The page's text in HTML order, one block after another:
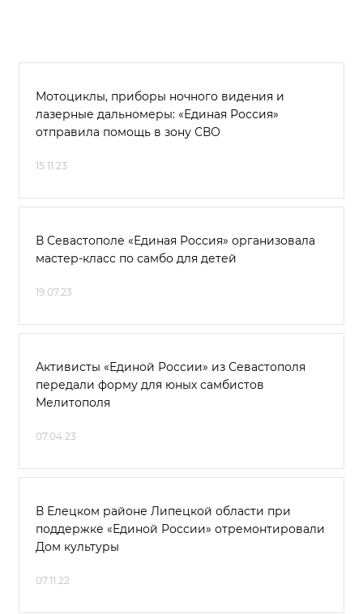
Мотоциклы, приборы ночного видения и
лазерные дальномеры: «Единая Россия»
отправила помощь в зону СВО
15.11.23
В Севастополе «Единая Россия» организовала
мастер-класс по самбо для детей
19.07.23
Активисты «Единой России» из Севастополя
передали форму для юных самбистов
Мелитополя
07.04.23
В Елецком районе Липецкой области при
поддержке «Единой России» отремонтировали
Дом культуры
07.11.22